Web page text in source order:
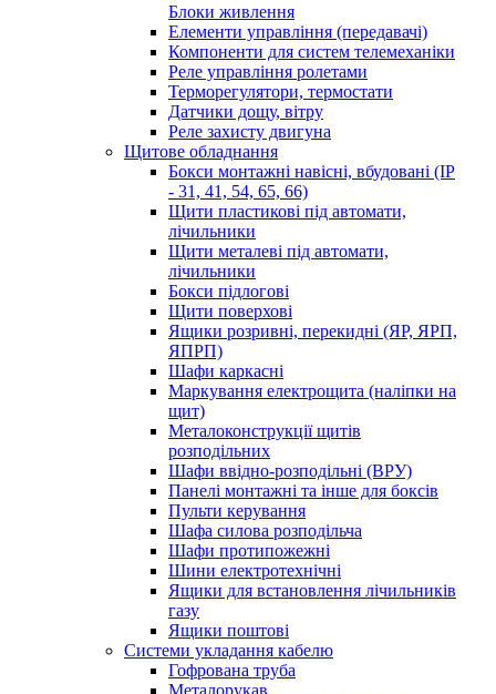
Блоки живлення
Елементи управління (передавачі)
Компоненти для систем телемеханіки
Реле управління ролетами
Терморегулятори, термостати
Датчики дощу, вітру
Реле захисту двигуна
Щитове обладнання
Бокси монтажні навісні, вбудовані (IP
- 31, 41, 54, 65, 66)
Щити пластикові під автомати,
лічильники
Щити металеві під автомати,
лічильники
Бокси підлогові
Щити поверхові
Ящики розривні, перекидні (ЯР, ЯРП,
ЯПРП)
Шафи каркасні
Маркування електрощита (наліпки на
щит)
Металоконструкції щитів
розподільних
Шафи ввідно-розподільні (ВРУ)
Панелі монтажні та інше для боксів
Пульти керування
Шафа силова розподільча
Шафи протипожежні
Шини електротехнічні
Ящики для встановлення лічильників
газу
Ящики поштові
Системи укладання кабелю
Гофрована труба
Металорукав